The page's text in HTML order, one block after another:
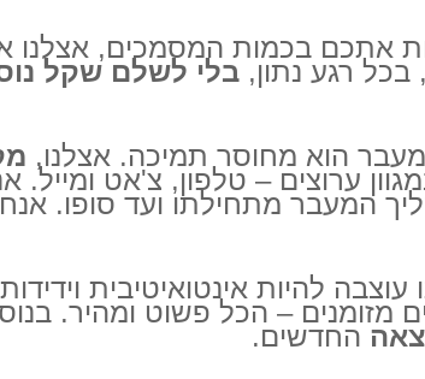
אתכם בכמות המסמכים, אצלנו
רגע נתון, בלי לשלם שקל
הוא מחוסר תמיכה. אצלנו,
ערוצים – טלפון, צ'אט ומייל.
המעבר מתחילתו ועד סופו.
להיות אינטואיטיבית
מזומנים – הכל פשוט ומהיר.
החדשים.